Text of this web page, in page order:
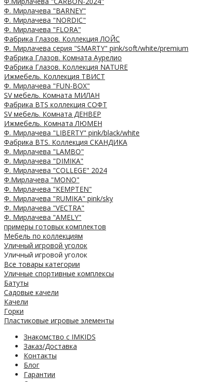
Ф. Мирлачева "BARNEY"
Ф. Мирлачева "NORDIC"
Ф. Мирлачева "FLORA"
Фабрика Глазов. Коллекция ЛОЙС
Ф. Мирлачева серия "SMARTY" pink/soft/white/premium
Фабрика Глазов. Комната Аурелио
Фабрика Глазов. Коллекция NATURE
Ижмебель. Коллекция ТВИСТ
Ф. Мирлачева "FUN-BOX"
SV мебель. Комната МИЛАН
Фабрика BTS коллекция СОФТ
SV мебель. Комната ДЕНВЕР
Ижмебель. Комната ЛЮМЕН
Ф. Мирлачева "LIBERTY" pink/black/white
Фабрика BTS. Коллекция СКАНДИКА
Ф. Мирлачева "LAMBO"
Ф. Мирлачева "DIMIKA"
Ф. Мирлачева "COLLEGE" 2024
Ф.Мирлачева "MONO"
Ф. Мирлачева "KEMPTEN"
Ф. Мирлачева "RUMIKA" pink/sky
Ф. Мирлачева "VECTRA"
Ф. Мирлачева "AMELY"
примеры готовых комплектов
Мебель по коллекциям
Уличный игровой уголок
Уличный игровой уголок
Все товары категории
Уличные спортивные комплексы
Батуты
Садовые качели
Качели
Горки
Пластиковые игровые элементы
Знакомство с IMKIDS
Заказ/Доставка
Контакты
Блог
Гарантии